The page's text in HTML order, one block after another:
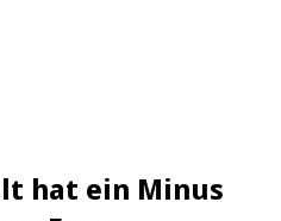
hat ein Minus